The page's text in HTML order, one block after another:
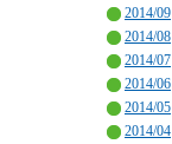
2014/09
2014/08
2014/07
2014/06
2014/05
2014/04